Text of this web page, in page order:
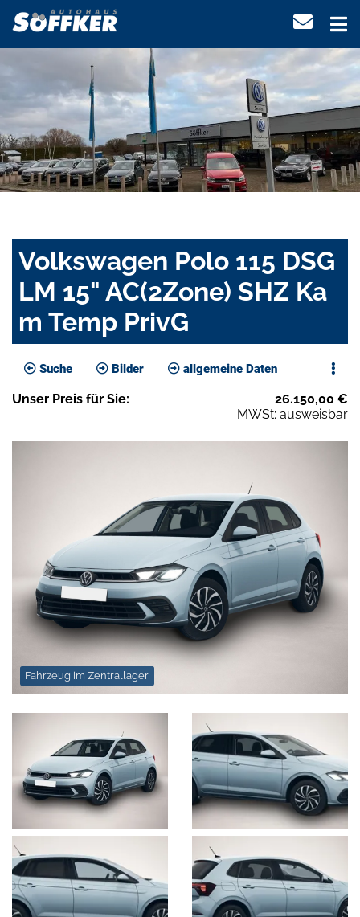
Volkswagen Polo 115 DSG
LM 15" AC(2Zone) SHZ Ka
m Temp PrivG
Suche Bilder allgemeine Daten
Unser Preis für Sie: 26.150,00 €
MWSt: ausweisbar
Fahrzeug im Zentrallager